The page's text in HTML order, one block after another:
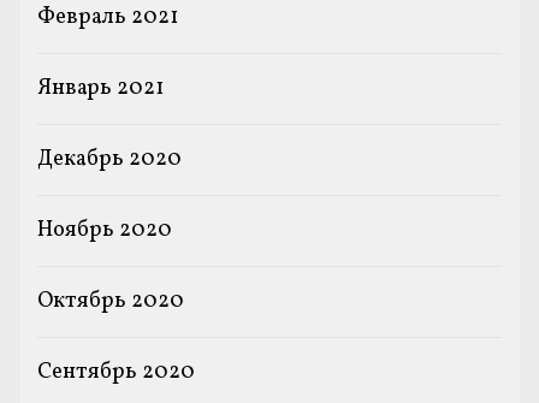
Февраль 2021
Январь 2021
Декабрь 2020
Ноябрь 2020
Октябрь 2020
Сентябрь 2020